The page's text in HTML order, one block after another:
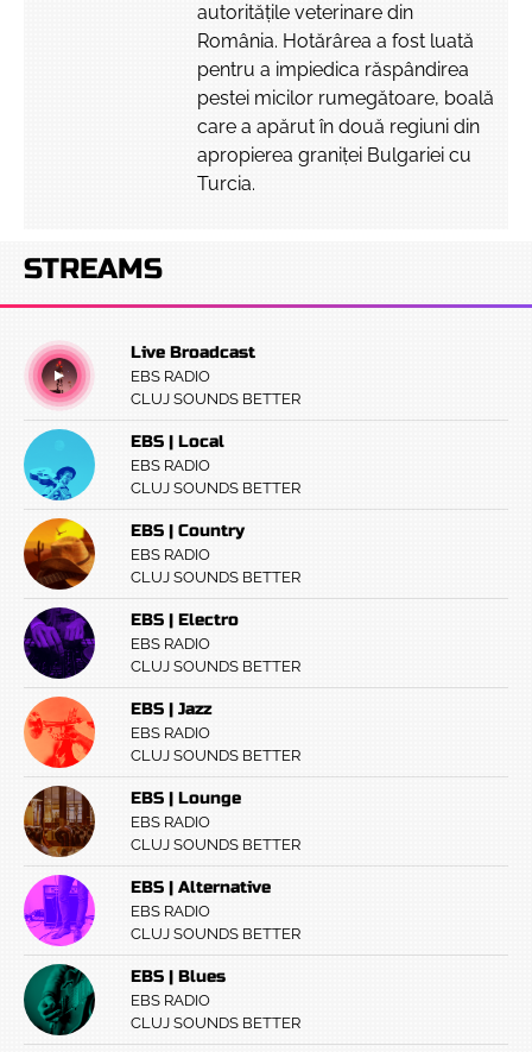
autoritățile veterinare din
România. Hotărârea a fost luată
pentru a impiedica răspândirea
pestei micilor rumegătoare, boală
care a apărut în două regiuni din
apropierea graniței Bulgariei cu
Turcia.
STREAMS
Live Broadcast
EBS RADIO
CLUJ SOUNDS BETTER
EBS | Local
EBS RADIO
CLUJ SOUNDS BETTER
EBS | Country
EBS RADIO
CLUJ SOUNDS BETTER
EBS | Electro
EBS RADIO
CLUJ SOUNDS BETTER
EBS | Jazz
EBS RADIO
CLUJ SOUNDS BETTER
EBS | Lounge
EBS RADIO
CLUJ SOUNDS BETTER
EBS | Alternative
EBS RADIO
CLUJ SOUNDS BETTER
EBS | Blues
EBS RADIO
CLUJ SOUNDS BETTER